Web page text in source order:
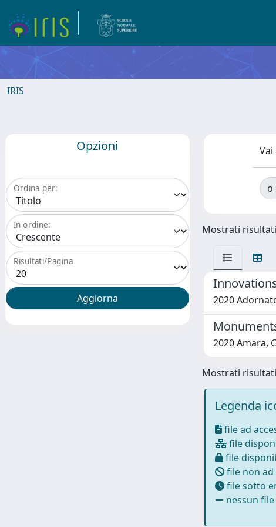
IRIS
Opzioni
Ordina per:
In ordine:
Risultati/Pagina
Vai
o
Mostrati
2020
2020 Amara,
Mostrati
Legenda
file ad
file
file
file non ad
file sotto
nessun